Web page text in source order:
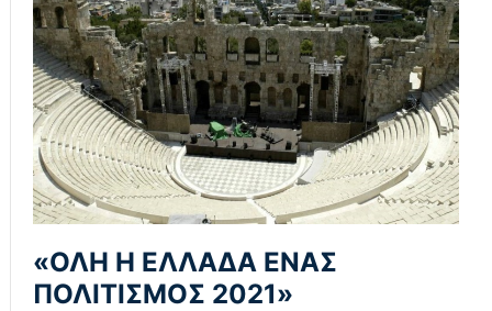
«ΟΛΗ Η ΕΛΛΑΔΑ ΕΝΑΣ
ΠΟΛΙΤΙΣΜΟΣ 2021»